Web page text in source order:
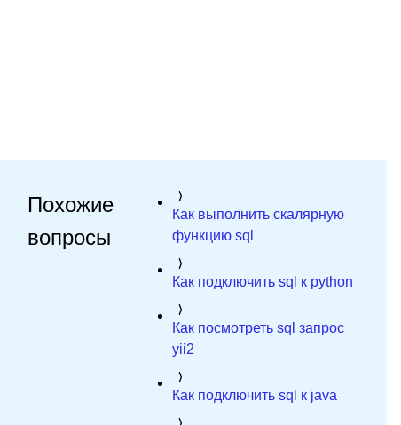
Похожие
вопросы
Как выполнить скалярную
функцию sql
Как подключить sql к python
Как посмотреть sql запрос
yii2
Как подключить sql к java